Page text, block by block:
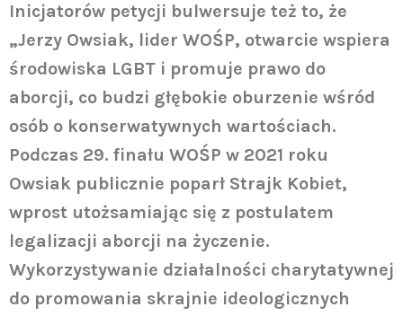
Inicjatorów petycji bulwersuje też to, że
„Jerzy Owsiak, lider WOŚP, otwarcie wspiera
środowiska LGBT i promuje prawo do
aborcji, co budzi głębokie oburzenie wśród
osób o konserwatywnych wartościach.
Podczas 29. finału WOŚP w 2021 roku
Owsiak publicznie poparł Strajk Kobiet,
wprost utożsamiając się z postulatem
legalizacji aborcji na życzenie.
Wykorzystywanie działalności charytatywnej
do promowania skrajnie ideologicznych